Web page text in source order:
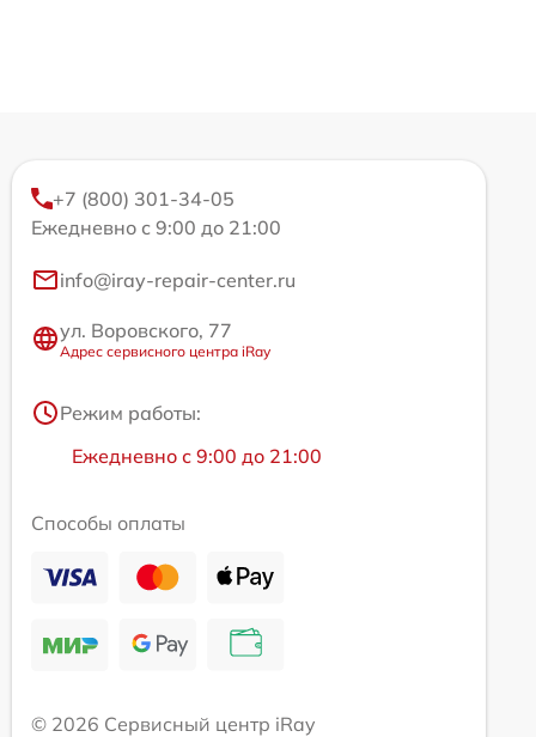
+7 (800) 301-34-05
Ежедневно с 9:00 до 21:00
info@iray-repair-center.ru
ул. Воровского, 77
Адрес сервисного центра iRay
Режим работы:
Ежедневно с 9:00 до 21:00
Способы оплаты
© 2026 Сервисный центр iRay